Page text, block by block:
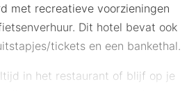
met recreatieve voorzieningen
Dit hotel bevat ook
tickets en een bankethal.
in het restaurant of blijf op je